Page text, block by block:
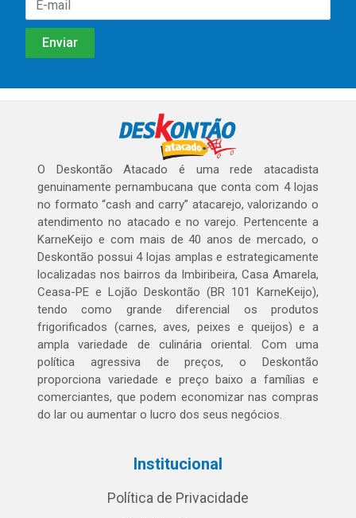
O Deskontão Atacado é uma rede atacadista
genuinamente pernambucana que conta com 4 lojas
no formato “cash and carry” atacarejo, valorizando o
atendimento no atacado e no varejo. Pertencente a
KarneKeijo e com mais de 40 anos de mercado, o
Deskontão possui 4 lojas amplas e estrategicamente
localizadas nos bairros da Imbiribeira, Casa Amarela,
Ceasa-PE e Lojão Deskontão (BR 101 KarneKeijo),
tendo como grande diferencial os produtos
frigorificados (carnes, aves, peixes e queijos) e a
ampla variedade de culinária oriental. Com uma
política agressiva de preços, o Deskontão
proporciona variedade e preço baixo a famílias e
comerciantes, que podem economizar nas compras
do lar ou aumentar o lucro dos seus negócios.
Institucional
Política de Privacidade